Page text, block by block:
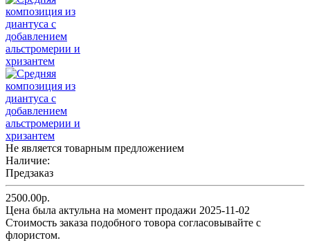
Не является товарным предложением
Наличие:
Предзаказ
2500.00р.
Цена была актульна на момент продажи 2025-11-02
Cтоимость заказа подобного товора согласовывайте с
флористом.